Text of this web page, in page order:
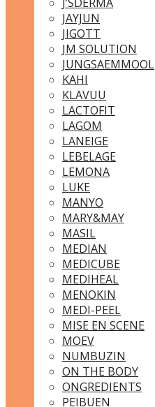
JAYJUN
JIGOTT
JM SOLUTION
JUNGSAEMMOOL
KAHI
KLAVUU
LACTOFIT
LAGOM
LANEIGE
LEBELAGE
LEMONA
LUKE
MANYO
MARY&MAY
MASIL
MEDIAN
MEDICUBE
MEDIHEAL
MENOKIN
MEDI-PEEL
MISE EN SCENE
MOEV
NUMBUZIN
ON THE BODY
ONGREDIENTS
PEIBUEN